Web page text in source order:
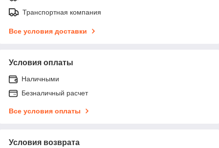
Транспортная компания
Все условия доставки
Условия оплаты
Наличными
Безналичный расчет
Все условия оплаты
Условия возврата